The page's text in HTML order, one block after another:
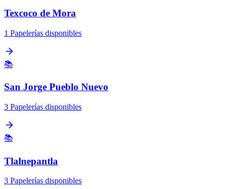
Texcoco de Mora
1 Papelerías disponibles
📚
San Jorge Pueblo Nuevo
3 Papelerías disponibles
📚
Tlalnepantla
3 Papelerías disponibles